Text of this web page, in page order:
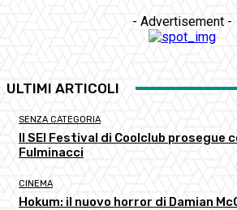
- Advertisement -
ULTIMI ARTICOLI
SENZA CATEGORIA
Il SEI Festival di Coolclub prosegue
Fulminacci
CINEMA
Hokum: il nuovo horror di Damian